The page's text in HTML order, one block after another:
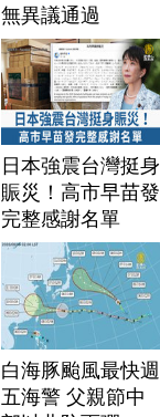
無異議通過
日本強震台灣挺身
賑災！高市早苗發
完整感謝名單
白海豚颱風最快週
五海警 父親節中